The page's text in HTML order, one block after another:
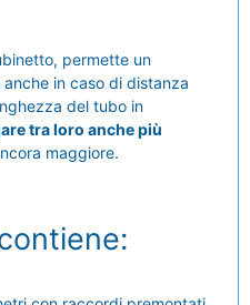
permette un
in caso di distanza
del tubo in
tra loro anche più
maggiore.